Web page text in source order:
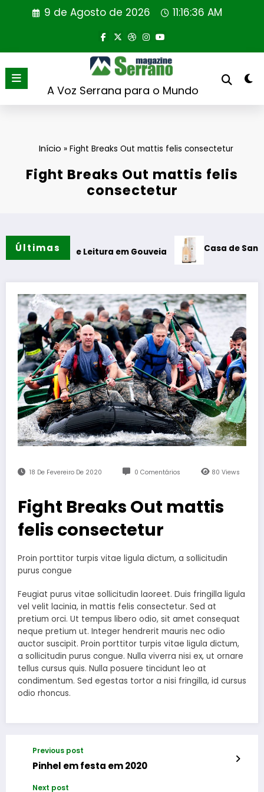
9 de Agosto de 2026 11:16:36 AM
A Voz Serrana para o Mundo
Início » Fight Breaks Out mattis felis consectetur
Fight Breaks Out mattis felis
consectetur
Últimas
de Leitura em Gouveia Casa de Santar Vinhos
18 De Fevereiro De 2020 0 Comentários 80Views
Fight Breaks Out mattis
felis consectetur
Proin porttitor turpis vitae ligula dictum, a sollicitudin
purus congue
Feugiat purus vitae sollicitudin laoreet. Duis fringilla ligula
vel velit lacinia, in mattis felis consectetur. Sed at
pretium orci. Ut tempus libero odio, sit amet consequat
neque pretium ut. Integer hendrerit mauris nec odio
auctor suscipit. Proin porttitor turpis vitae ligula dictum,
a sollicitudin purus congue. Nulla viverra nisi ex, ut ornare
tellus cursus quis. Nulla posuere tincidunt leo at
condimentum. Sed egestas tortor a nisi fringilla, id cursus
odio rhoncus.
Previous post
Pinhel em festa em 2020
Next post